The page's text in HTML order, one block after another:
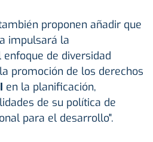
proponen añadir que
impulsará la
de diversidad
promoción de los derechos
en la planificación,
de su política de
para el desarrollo".